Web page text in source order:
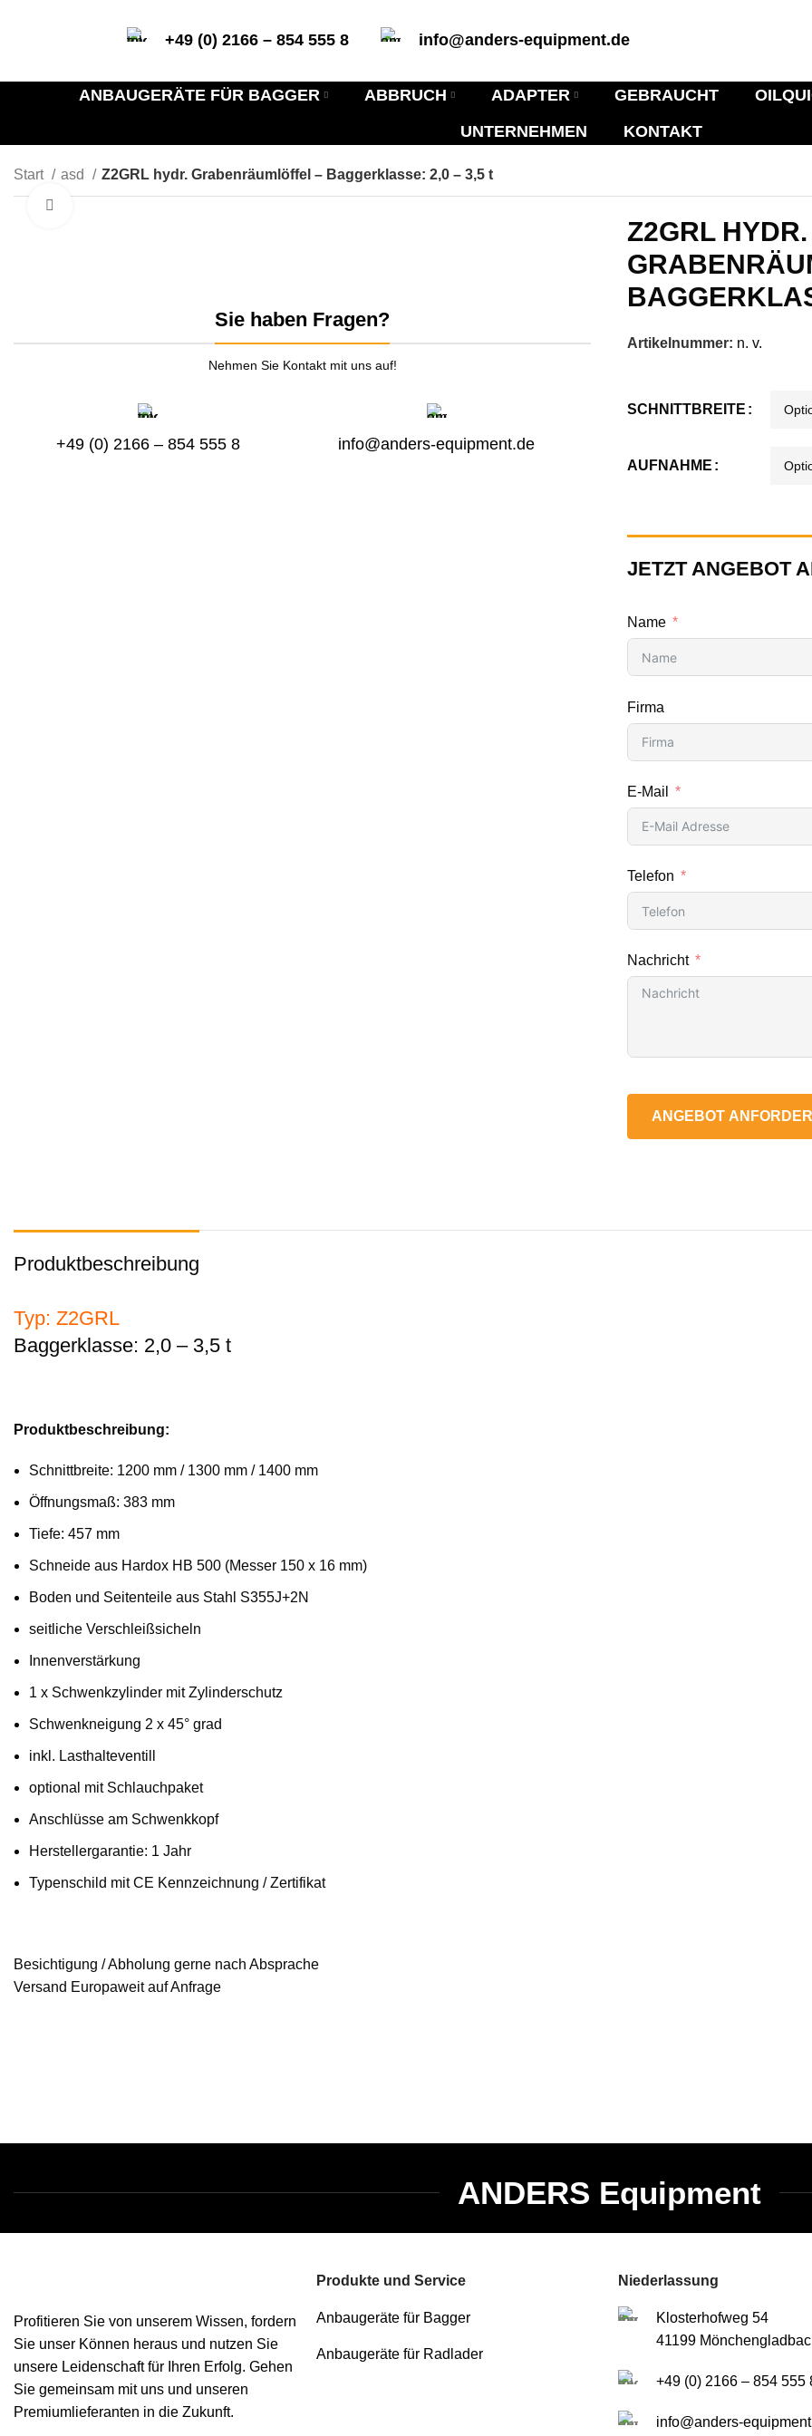
+49 (0) 2166 – 854 555 8 info@anders-equipment.de
ANBAUGERÄTE FÜR BAGGER ABBRUCH ADAPTER GEBRAUCHT
UNTERNEHMEN
KONTAKT
Start asd Z2GRL hydr. Grabenräumlöffel – Baggerklasse: 2,0 – 3,5 t
Sie haben Fragen?
Nehmen Sie Kontakt mit uns auf!
+49 (0) 2166 – 854 555 8 info@anders-equipment.de
Z2GRL HYDR.
Artikelnummer: n. v.
SCHNITTBREITE
AUFNAHME
JETZT ANGEBOT
Name
Firma
E-Mail
Telefon
Nachricht
ANGEBOT
Produktbeschreibung
Typ: Z2GRL
Baggerklasse: 2,0 – 3,5 t
Produktbeschreibung:
Schnittbreite: 1200 mm / 1300 mm / 1400 mm
Öffnungsmaß: 383 mm
Tiefe: 457 mm
Schneide aus Hardox HB 500 (Messer 150 x 16 mm)
Boden und Seitenteile aus Stahl S355J+2N
seitliche Verschleißsicheln
Innenverstärkung
1 x Schwenkzylinder mit Zylinderschutz
Schwenkneigung 2 x 45° grad
inkl. Lasthalteventill
optional mit Schlauchpaket
Anschlüsse am Schwenkkopf
Herstellergarantie: 1 Jahr
Typenschild mit CE Kennzeichnung / Zertifikat
Besichtigung / Abholung gerne nach Absprache
Versand Europaweit auf Anfrage
ANDERS Equipment
Profitieren Sie von unserem Wissen, fordern
Sie unser Können heraus und nutzen Sie
unsere Leidenschaft für Ihren Erfolg. Gehen
Sie gemeinsam mit uns und unseren
Premiumlieferanten in die Zukunft.
Produkte und Service
Anbaugeräte für Bagger
Anbaugeräte für Radlader
Niederlassung
Klosterhofweg 54
41199
+49 (0) 2166 – 854 555
info@anders-